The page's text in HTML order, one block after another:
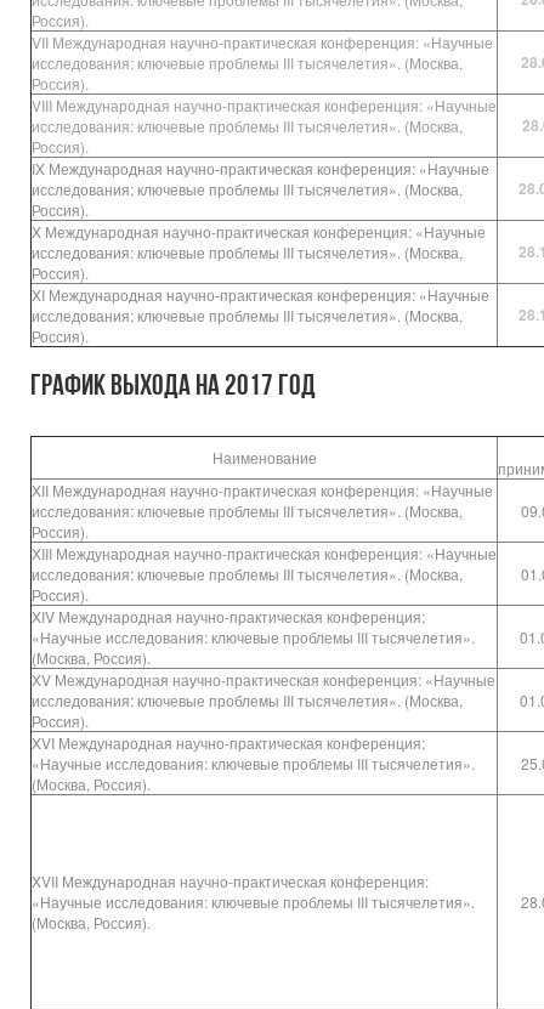
Россия).
VII Международная научно-практическая конференция: «Научные
исследования: ключевые проблемы III тысячелетия». (Москва,
Россия).
VIII Международная научно-практическая конференция: «Научные
исследования: ключевые проблемы III тысячелетия». (Москва,
Россия).
IX Международная научно-практическая конференция: «Научные
исследования: ключевые проблемы III тысячелетия». (Москва,
Россия).
X Международная научно-практическая конференция: «Научные
исследования: ключевые проблемы III тысячелетия». (Москва,
Россия).
XI Международная научно-практическая конференция: «Научные
исследования: ключевые проблемы III тысячелетия». (Москва,
Россия).
График выхода на 2017 год
Наименование
XII Международная научно-практическая конференция: «Научные
исследования: ключевые проблемы III тысячелетия». (Москва,
Россия).
XIII Международная научно-практическая конференция: «Научные
исследования: ключевые проблемы III тысячелетия». (Москва,
Россия).
XIV Международная научно-практическая конференция:
«Научные исследования: ключевые проблемы III тысячелетия».
(Москва, Россия).
XV Международная научно-практическая конференция: «Научные
исследования: ключевые проблемы III тысячелетия». (Москва,
Россия).
XVI Международная научно-практическая конференция:
«Научные исследования: ключевые проблемы III тысячелетия».
(Москва, Россия).
XVII Международная научно-практическая конференция:
«Научные исследования: ключевые проблемы III тысячелетия».
(Москва, Россия).